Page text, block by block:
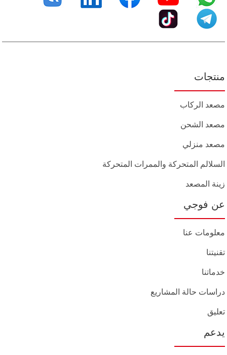
منتجات
مصعد الركاب
مصعد الشحن
مصعد منزلي
السلالم المتحركة والممرات المتحركة
زينة المصعد
عن فوجي
معلومات عنا
تقنيتنا
خدماتنا
دراسات حالة المشاريع
تعليق
يدعم